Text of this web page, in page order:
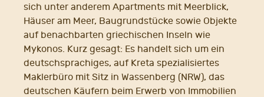
sich unter anderem Apartments mit Meerblick,
Häuser am Meer, Baugrundstücke sowie Objekte
auf benachbarten griechischen Inseln wie
Mykonos. Kurz gesagt: Es handelt sich um ein
deutschsprachiges, auf Kreta spezialisiertes
Maklerbüro mit Sitz in Wassenberg (NRW), das
deutschen Käufern beim Erwerb von Immobilien